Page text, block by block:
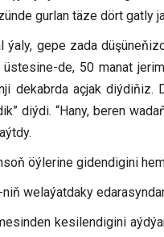
gurlan täze dört gatly
gepe zada
de, 50 manat
dekabrda açjak
“Hany, beren
öýlerine gidendigini
welaýatdaky
kesilendigini